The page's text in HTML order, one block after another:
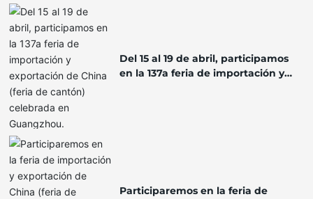
Del 15 al 19 de abril, participamos
en la 137a feria de importación y
Participaremos en la feria de